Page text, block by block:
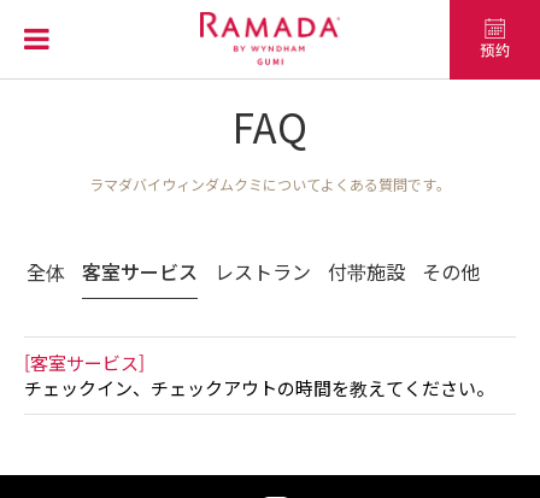
FAQ
ラマダバイウィンダムクミについてよくある質問です。
全体 客室サービス レストラン 付帯施設 その他
[客室サービス]
チェックイン、チェックアウトの時間を教えてください。